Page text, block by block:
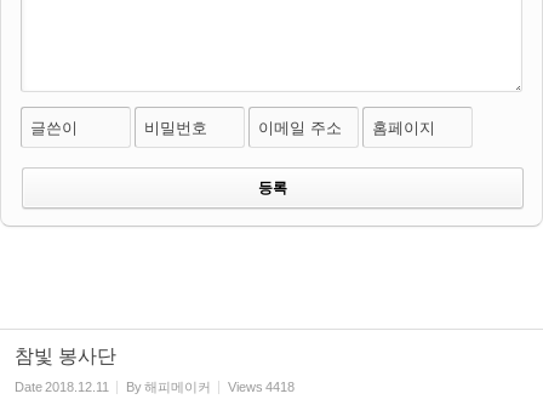
글쓴이 비밀번호 이메일 주소 홈페이지
참빛 봉사단
Date2018.12.11 By해피메이커 Views 4418